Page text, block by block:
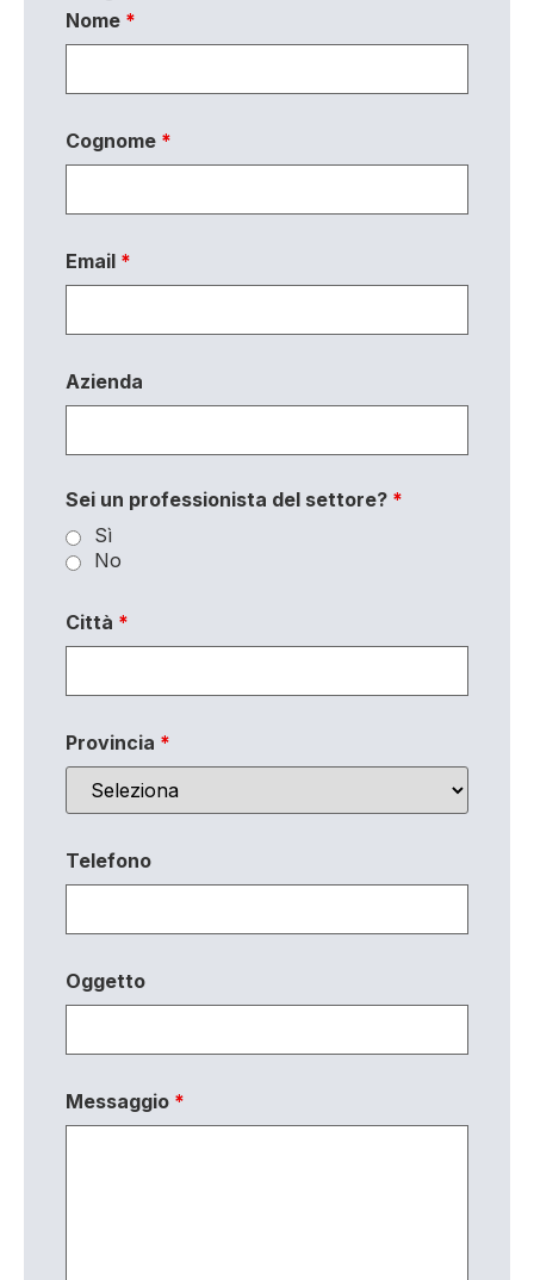
Nome *
Cognome *
Email *
Azienda
Sei un professionista del settore? *
Sì
No
Città *
Provincia *
Telefono
Oggetto
Messaggio *